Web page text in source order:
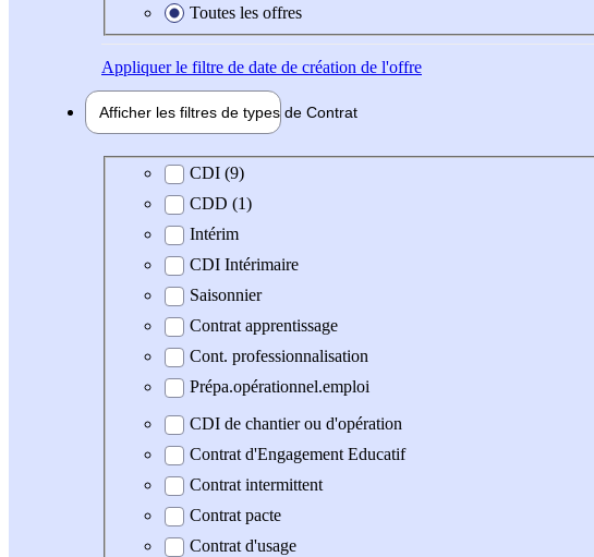
Toutes les offres
Appliquerle filtre de date de création de l'offre
Afficher les filtres de types de Contrat
Type de contrat
CDI (9)
CDD (1)
Intérim
CDI Intérimaire
Saisonnier
Contrat apprentissage
Cont. professionnalisation
Prépa.opérationnel.emploi
CDI de chantier ou d'opération
Contrat d'Engagement Educatif
Contrat intermittent
Contrat pacte
Contrat d'usage